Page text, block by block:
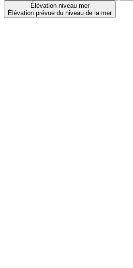
Élévation niveau mer
Élévation prévue du niveau de la mer